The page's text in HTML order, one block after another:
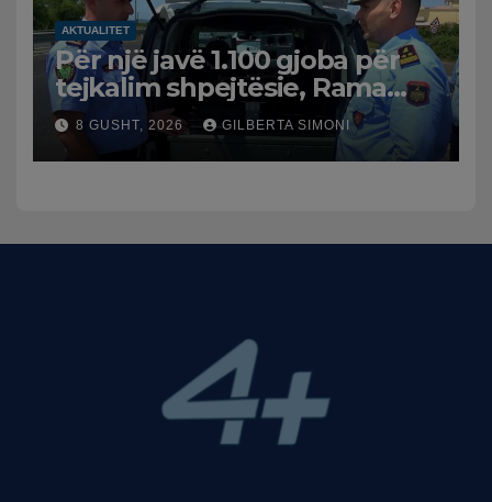
AKTUALITET
Për një javë 1.100 gjoba për
tejkalim shpejtësie, Rama
publikon videon: Kamerat e
trafikut së shpejti në
funksion
8 GUSHT, 2026 GILBERTA SIMONI